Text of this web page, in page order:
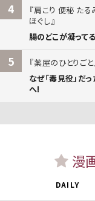
4
肩こり 便秘 たる
ほぐし
腸のどこが凝って
5
薬屋のひとりごと
なぜ「毒見役」だ
へ!
漫
DAILY